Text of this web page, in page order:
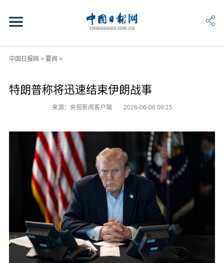
中国日报网 > 要闻 >
特朗普称将迅速结束伊朗战事
来源：央视新闻客户端 2026-06-06 09:15